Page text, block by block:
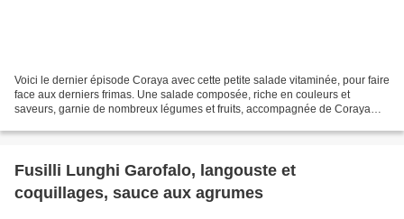
Voici le dernier épisode Coraya avec cette petite salade vitaminée, pour faire
face aux derniers frimas. Une salade composée, riche en couleurs et
saveurs, garnie de nombreux légumes et fruits, accompagnée de Coraya
Fusilli Lunghi Garofalo, langouste et
coquillages, sauce aux agrumes